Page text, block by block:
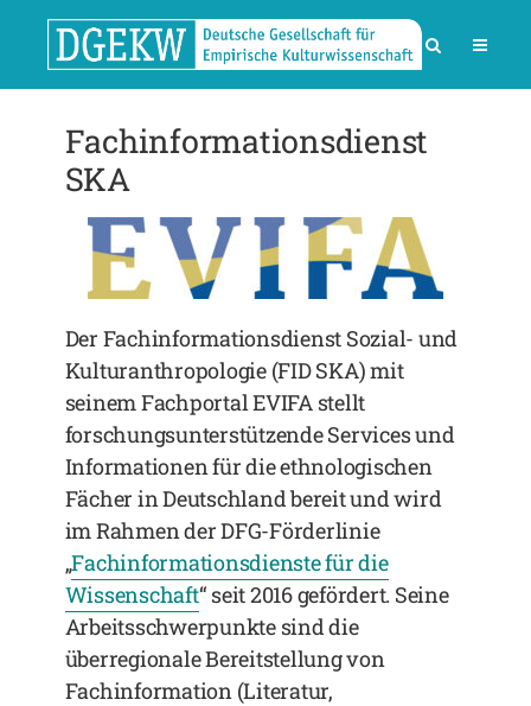
Fachinformationsdienst
SKA
Der Fachinformationsdienst Sozial- und
Kulturanthropologie (FID SKA) mit
seinem Fachportal EVIFA stellt
forschungsunterstützende Services und
Informationen für die ethnologischen
Fächer in Deutschland bereit und wird
im Rahmen der DFG-Förderlinie
„Fachinformationsdienste für die
Wissenschaft“ seit 2016 gefördert. Seine
Arbeitsschwerpunkte sind die
überregionale Bereitstellung von
Fachinformation (Literatur,